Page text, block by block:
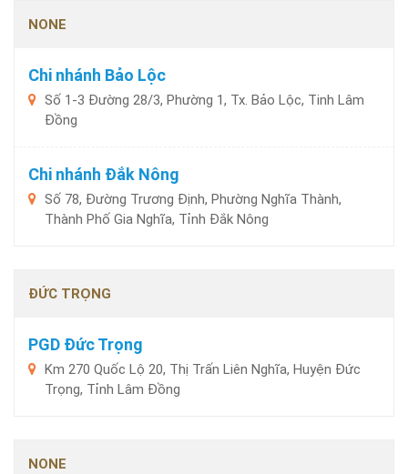
NONE
Chi nhánh Bảo Lộc
Số 1-3 Đường 28/3, Phường 1, Tx. Bảo Lộc, Tinh Lâm
Đồng
Chi nhánh Đắk Nông
Số 78, Đường Trương Định, Phường Nghĩa Thành,
Thành Phố Gia Nghĩa, Tỉnh Đắk Nông
ĐỨC TRỌNG
PGD Đức Trọng
Km 270 Quốc Lộ 20, Thị Trấn Liên Nghĩa, Huyện Đức
Trọng, Tỉnh Lâm Đồng
NONE